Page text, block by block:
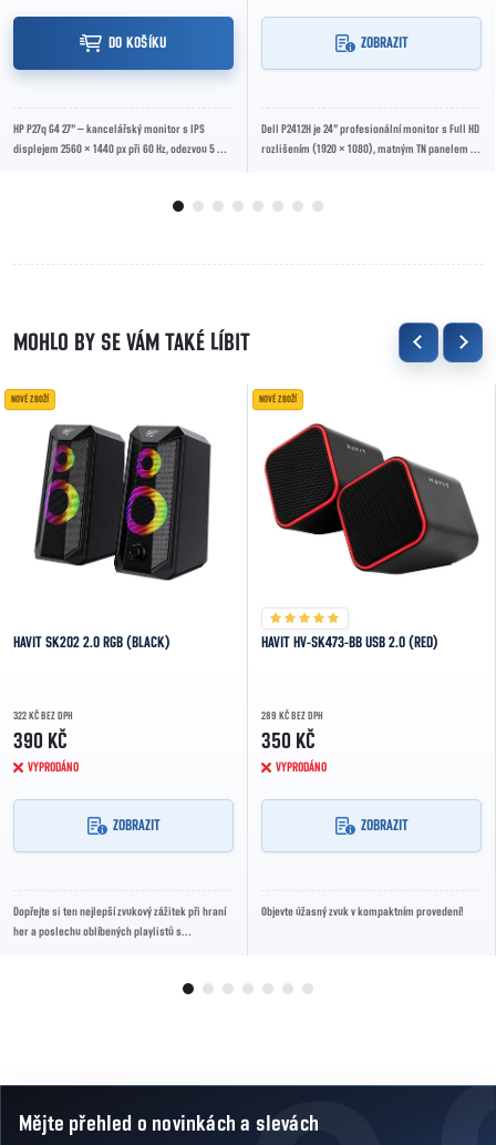
DO KOŠÍKU
HP P27q G4 27" – kancelářský monitor s IPS
displejem 2560 × 1440 px při 60 Hz, odezvou 5 ms,
ZOBRAZIT
Dell P2412H je 24" profesionální monitor s Full HD
rozlišením (1920 × 1080), matným TN panelem a
NOVÉ ZBOŽÍ
HAVIT SK202 2.0 RGB (BLACK)
322 KČ BEZ DPH
390 KČ
VYPRODÁNO
ZOBRAZIT
Dopřejte si ten nejlepší zvukový zážitek při hraní
her a poslechu oblíbených playlistů s
NOVÉ ZBOŽÍ
HAVIT HV-SK473-BB USB 2.0 (RED)
289 KČ BEZ DPH
350 KČ
VYPRODÁNO
ZOBRAZIT
Objevte úžasný zvuk v kompaktním provedení!
Mějte přehled o novinkácha slevách